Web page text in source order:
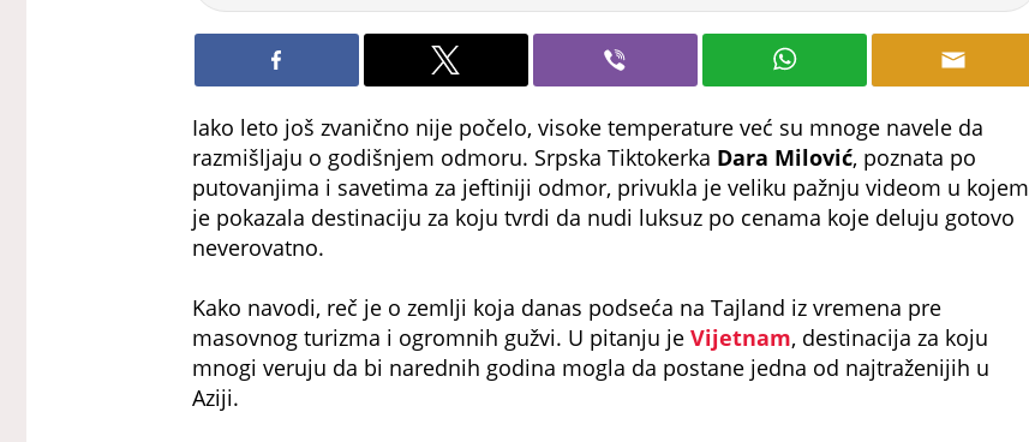
Iako leto još zvanično nije počelo, visoke temperature već su mnoge navele da
razmišljaju o godišnjem odmoru. Srpska Tiktokerka Dara Milović, poznata po
putovanjima i savetima za jeftiniji odmor, privukla je veliku pažnju videom u kojem
je pokazala destinaciju za koju tvrdi da nudi luksuz po cenama koje deluju gotovo
neverovatno.
Kako navodi, reč je o zemlji koja danas podseća na Tajland iz vremena pre
masovnog turizma i ogromnih gužvi. U pitanju je Vijetnam, destinacija za koju
mnogi veruju da bi narednih godina mogla da postane jedna od najtraženijih u
Aziji.